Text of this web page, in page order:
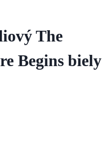
The
Begins biely